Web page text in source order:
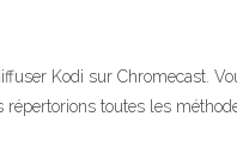
Kodi sur Chromecast.
toutes les